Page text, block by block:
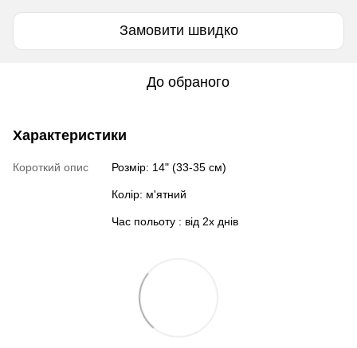
Замовити швидко
До обраного
Характеристики
Короткий опис Розмір: 14" (33-35 см)
Колір: м'ятний
Час польоту : від 2х днів